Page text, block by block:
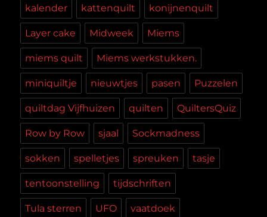
kalender kattenquilt konijnenquilt
Layer cake Midweek Miems
miems quilt Miems werkstukken.
miniquiltje nieuwtjes pasen Puzzelen
quiltdag Vijfhuizen quilten QuiltersQuiz
Row by Row sjaal Sockmadness
sokken spelletjes spreuken tasje
tentoonstelling tijdschriften
Tula sterren UFO vaatdoek